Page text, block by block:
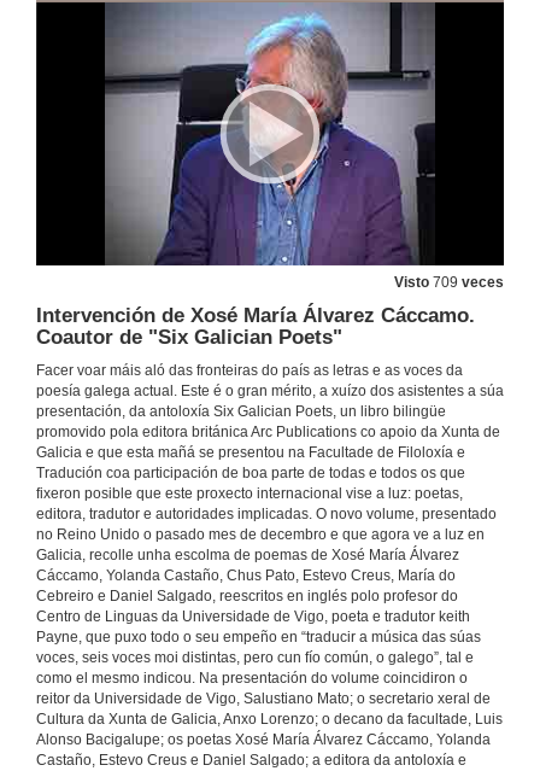
Visto 709 veces
Intervención de Xosé María Álvarez Cáccamo.
Coautor de "Six Galician Poets"
Facer voar máis aló das fronteiras do país as letras e as voces da
poesía galega actual. Este é o gran mérito, a xuízo dos asistentes a súa
presentación, da antoloxía Six Galician Poets, un libro bilingüe
promovido pola editora británica Arc Publications co apoio da Xunta de
Galicia e que esta mañá se presentou na Facultade de Filoloxía e
Tradución coa participación de boa parte de todas e todos os que
fixeron posible que este proxecto internacional vise a luz: poetas,
editora, tradutor e autoridades implicadas. O novo volume, presentado
no Reino Unido o pasado mes de decembro e que agora ve a luz en
Galicia, recolle unha escolma de poemas de Xosé María Álvarez
Cáccamo, Yolanda Castaño, Chus Pato, Estevo Creus, María do
Cebreiro e Daniel Salgado, reescritos en inglés polo profesor do
Centro de Linguas da Universidade de Vigo, poeta e tradutor keith
Payne, que puxo todo o seu empeño en “traducir a música das súas
voces, seis voces moi distintas, pero cun fío común, o galego”, tal e
como el mesmo indicou. Na presentación do volume coincidiron o
reitor da Universidade de Vigo, Salustiano Mato; o secretario xeral de
Cultura da Xunta de Galicia, Anxo Lorenzo; o decano da facultade, Luis
Alonso Bacigalupe; os poetas Xosé María Álvarez Cáccamo, Yolanda
Castaño, Estevo Creus e Daniel Salgado; a editora da antoloxía e
Decano da facultade de filoloxía e tradución
10 de mar. de 2017
Director xeral de cultura da Xunta de Galicia
10 de mar. de 2017